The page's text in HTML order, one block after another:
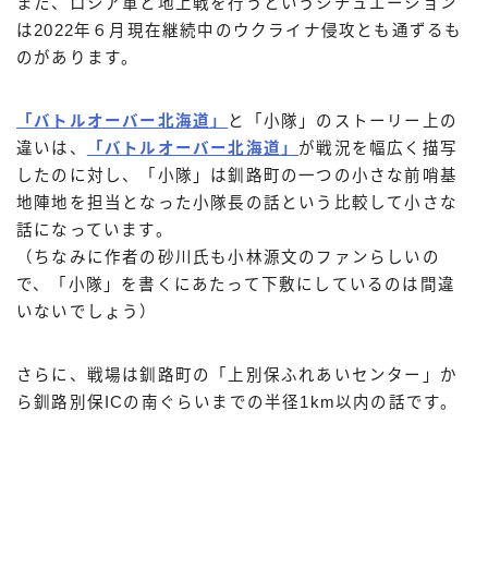
また、ロシア軍と地上戦を行うというシチュエーション
は2022年６月現在継続中のウクライナ侵攻とも通ずるも
のがあります。
「バトルオーバー北海道」
と「小隊」のストーリー上の
違いは、
「バトルオーバー北海道」 が戦況を幅広く描写
したのに対し、「小隊」は釧路町の一つの小さな前哨基
地陣地を担当となった小隊長の話という比較して小さな
話になっています。
（ちなみに作者の砂川氏も小林源文のファンらしいの
で、「小隊」を書くにあたって下敷にしているのは間違
いないでしょう）
さらに、戦場は釧路町の「上別保ふれあいセンター」か
ら釧路別保ICの南ぐらいまでの半径1km以内の話です。